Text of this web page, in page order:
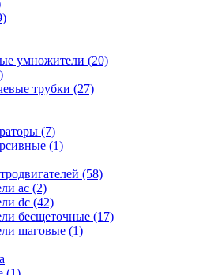
умножители (20)
трубки (27)
(7)
(1)
(58)
ac (2)
dc (42)
бесщеточные (17)
шаговые (1)